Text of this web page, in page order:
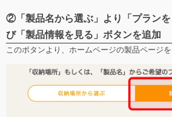
②「製品名から選ぶ」より「プラン
び「製品情報を見る」ボタンを追加
このボタンより、ホームページの製品ページを